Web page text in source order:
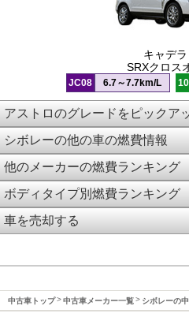
キャデラ
SRXクロス
JC08 6.7～7.7km/L
アストロのグレードをピックア
シボレーの他の車の燃費情報
他のメーカーの燃費ランキング
ボディタイプ別燃費ランキング
車を売却する
中古車トップ 中古車メーカー一覧 シボレーの